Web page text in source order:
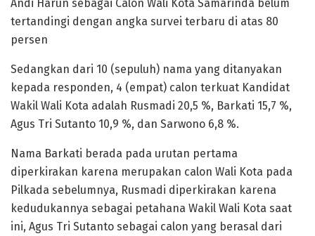
Andi Harun sebagai Calon Wali Kota Samarinda belum
tertandingi dengan angka survei terbaru di atas 80
persen
Sedangkan dari 10 (sepuluh) nama yang ditanyakan
kepada responden, 4 (empat) calon terkuat Kandidat
Wakil Wali Kota adalah Rusmadi 20,5 %, Barkati 15,7 %,
Agus Tri Sutanto 10,9 %, dan Sarwono 6,8 %.
Nama Barkati berada pada urutan pertama
diperkirakan karena merupakan calon Wali Kota pada
Pilkada sebelumnya, Rusmadi diperkirakan karena
kedudukannya sebagai petahana Wakil Wali Kota saat
ini, Agus Tri Sutanto sebagai calon yang berasal dari